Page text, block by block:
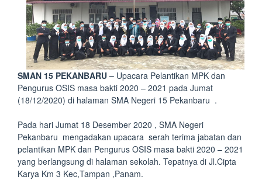
SMAN 15 PEKANBARU – Upacara Pelantikan MPK dan
Pengurus OSIS masa bakti 2020 – 2021 pada Jumat
(18/12/2020) di halaman SMA Negeri 15 Pekanbaru .
Pada hari Jumat 18 Desember 2020 , SMA Negeri
Pekanbaru mengadakan upacara serah terima jabatan dan
pelantikan MPK dan Pengurus OSIS masa bakti 2020 – 2021
yang berlangsung di halaman sekolah. Tepatnya di Jl.Cipta
Karya Km 3 Kec,Tampan ,Panam.